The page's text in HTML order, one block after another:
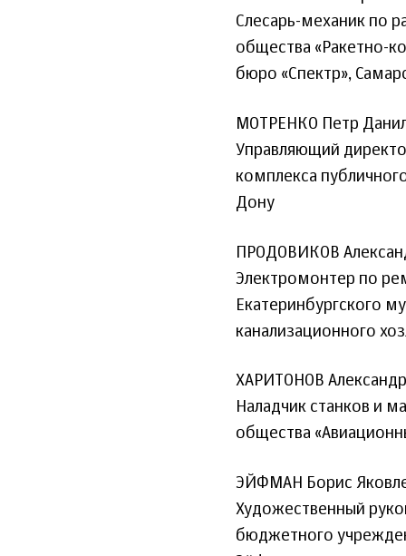
Слесарь-механик по
общества «Ракетно-
бюро «Спектр»,
МОТРЕНКО Петр
Управляющий
комплекса
Дону
ПРОДОВИКОВ
Электромонтер по
Екатеринбургского
канализационного
ХАРИТОНОВ
Наладчик станков и
общества
ЭЙФМАН Борис
Художественный
бюджетного